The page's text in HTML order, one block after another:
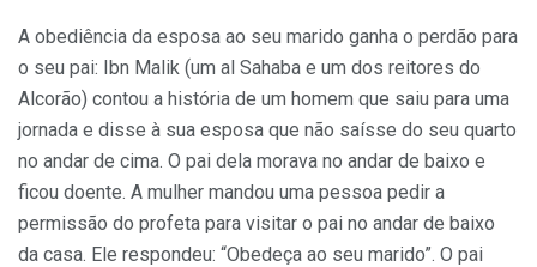
A obediência da esposa ao seu marido ganha o perdão para
o seu pai: Ibn Malik (um al Sahaba e um dos reitores do
Alcorão) contou a história de um homem que saiu para uma
jornada e disse à sua esposa que não saísse do seu quarto
no andar de cima. O pai dela morava no andar de baixo e
ficou doente. A mulher mandou uma pessoa pedir a
permissão do profeta para visitar o pai no andar de baixo
da casa. Ele respondeu: “Obedeça ao seu marido”. O pai